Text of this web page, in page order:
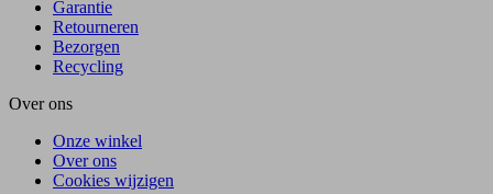
Garantie
Retourneren
Bezorgen
Recycling
Over ons
Onze winkel
Over ons
Cookies wijzigen